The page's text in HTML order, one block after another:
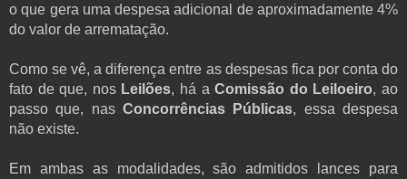
o que gera uma despesa adicional de aproximadamente 4%
do valor de arrematação.
Como se vê, a diferença entre as despesas fica por conta do
fato de que, nos Leilões, há aComissão do Leiloeiro, ao
passo que, nas Concorrências Públicas, essa despesa
não existe.
Em ambas as modalidades, são admitidos lances para